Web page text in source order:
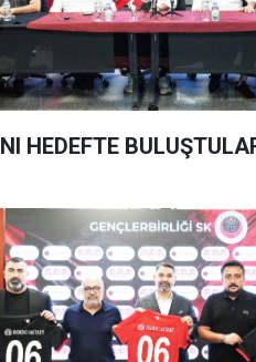
HEDEFTE